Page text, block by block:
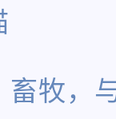
畜牧，